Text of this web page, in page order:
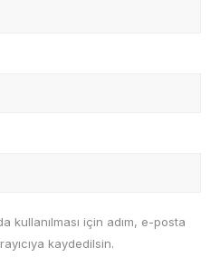
kullanılması için adım, e-posta
kaydedilsin.